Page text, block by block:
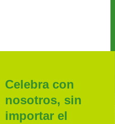
Celebra con
nosotros, sin
importar el